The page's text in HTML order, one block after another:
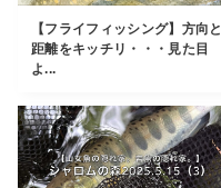
【フライフィッシング】方向と
距離をキッチリ・・・見た目
よ...